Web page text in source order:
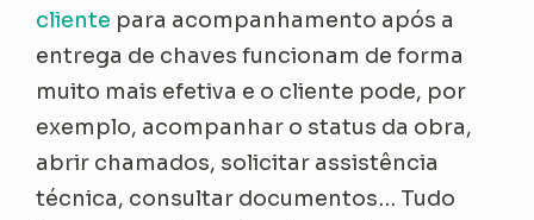
cliente para acompanhamento após a
entrega de chaves funcionam de forma
muito mais efetiva e o cliente pode, por
exemplo, acompanhar o status da obra,
abrir chamados, solicitar assistência
técnica, consultar documentos… Tudo